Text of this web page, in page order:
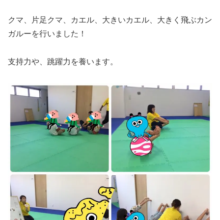
クマ、片足クマ、カエル、大きいカエル、大きく飛ぶカン
ガルーを行いました！
支持力や、跳躍力を養います。